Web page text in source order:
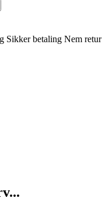
Sikker betaling Nem retur